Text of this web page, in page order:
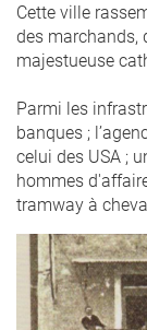
Cette ville
des marchands,
majestueuse
Parmi les
banques ;
celui des USA ;
hommes
tramway à